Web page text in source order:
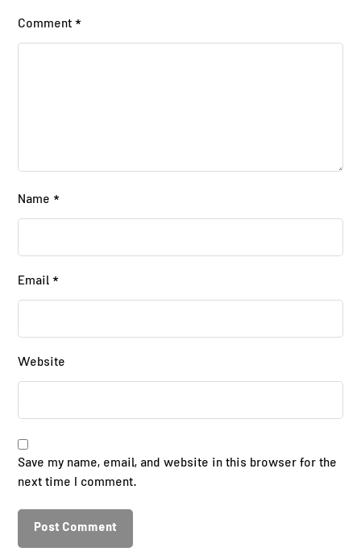
Comment *
Name *
Email *
Website
Save my name, email, and website in this browser for the
next time I comment.
Post Comment